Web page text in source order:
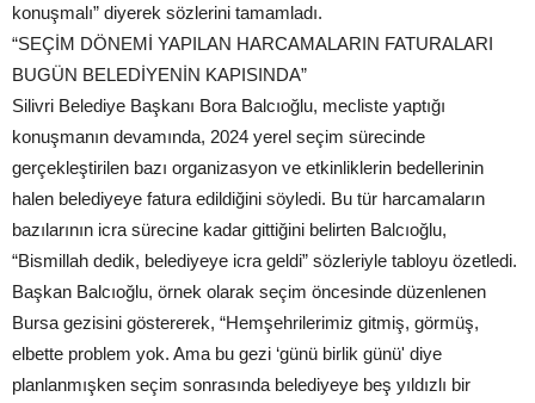
konuşmalı” diyerek sözlerini tamamladı.
“SEÇİM DÖNEMİ YAPILAN HARCAMALARIN FATURALARI
BUGÜN BELEDİYENİN KAPISINDA”
Silivri Belediye Başkanı Bora Balcıoğlu, mecliste yaptığı
konuşmanın devamında, 2024 yerel seçim sürecinde
gerçekleştirilen bazı organizasyon ve etkinliklerin bedellerinin
halen belediyeye fatura edildiğini söyledi. Bu tür harcamaların
bazılarının icra sürecine kadar gittiğini belirten Balcıoğlu,
“Bismillah dedik, belediyeye icra geldi” sözleriyle tabloyu özetledi.
Başkan Balcıoğlu, örnek olarak seçim öncesinde düzenlenen
Bursa gezisini göstererek, “Hemşehrilerimiz gitmiş, görmüş,
elbette problem yok. Ama bu gezi ‘günü birlik günü' diye
planlanmışken seçim sonrasında belediyeye beş yıldızlı bir